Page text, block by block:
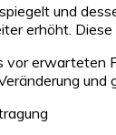
und
erhöht.
erwarteten